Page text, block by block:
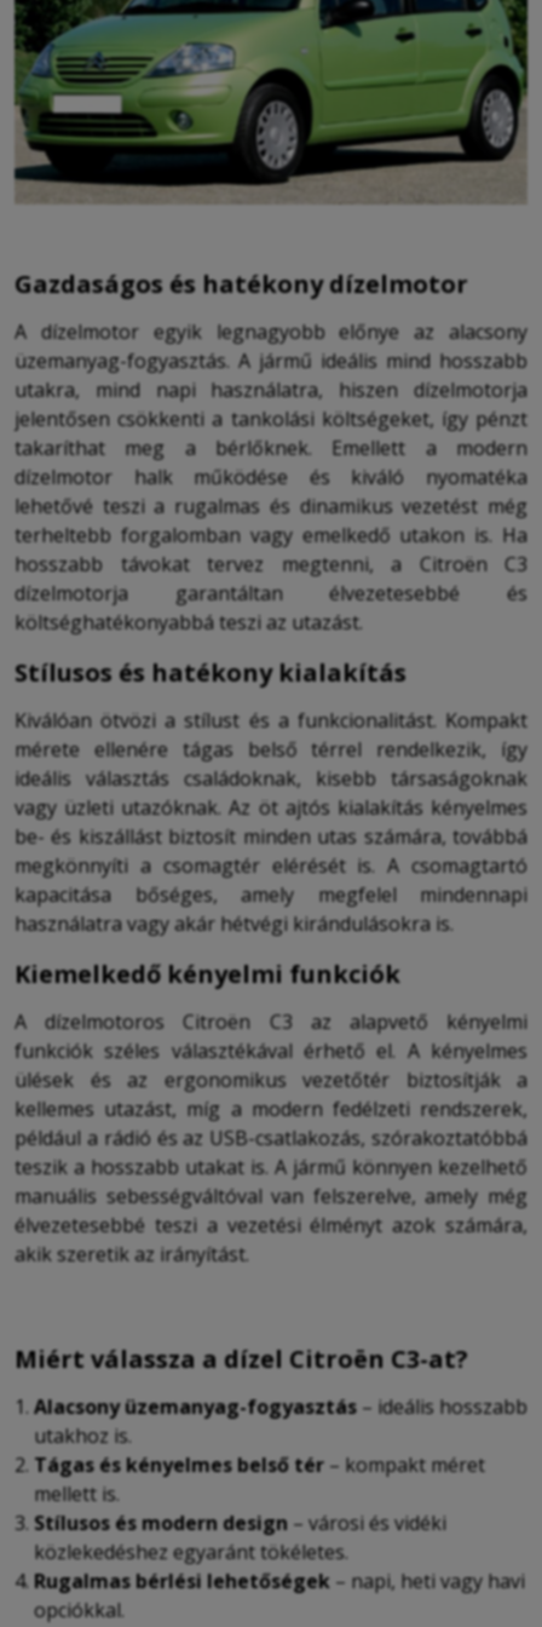
Gazdaságos és hatékony dízelmotor
A dízelmotor egyik legnagyobb előnye az alacsony
üzemanyag-fogyasztás. A jármű ideális mind hosszabb
utakra, mind napi használatra, hiszen dízelmotorja
jelentősen csökkenti a tankolási költségeket, így pénzt
takaríthat meg a bérlőknek. Emellett a modern
dízelmotor halk működése és kiváló nyomatéka
lehetővé teszi a rugalmas és dinamikus vezetést még
terheltebb forgalomban vagy emelkedő utakon is. Ha
hosszabb távokat tervez megtenni, a Citroën C3
dízelmotorja garantáltan élvezetesebbé és
költséghatékonyabbá teszi az utazást.
Stílusos és hatékony kialakítás
Kiválóan ötvözi a stílust és a funkcionalitást. Kompakt
mérete ellenére tágas belső térrel rendelkezik, így
ideális választás családoknak, kisebb társaságoknak
vagy üzleti utazóknak. Az öt ajtós kialakítás kényelmes
be- és kiszállást biztosít minden utas számára, továbbá
megkönnyíti a csomagtér elérését is. A csomagtartó
kapacitása bőséges, amely megfelel mindennapi
használatra vagy akár hétvégi kirándulásokra is.
Kiemelkedő kényelmi funkciók
A dízelmotoros Citroën C3 az alapvető kényelmi
funkciók széles választékával érhető el. A kényelmes
ülések és az ergonomikus vezetőtér biztosítják a
kellemes utazást, míg a modern fedélzeti rendszerek,
például a rádió és az USB-csatlakozás, szórakoztatóbbá
teszik a hosszabb utakat is. A jármű könnyen kezelhető
manuális sebességváltóval van felszerelve, amely még
élvezetesebbé teszi a vezetési élményt azok számára,
akik szeretik az irányítást.
Miért válassza a dízel Citroën C3-at?
Alacsony üzemanyag-fogyasztás – ideális hosszabb
utakhoz is.
Tágas és kényelmes belső tér – kompakt méret
mellett is.
Stílusos és modern design – városi és vidéki
közlekedéshez egyaránt tökéletes.
Rugalmas bérlési lehetőségek – napi, heti vagy havi
opciókkal.